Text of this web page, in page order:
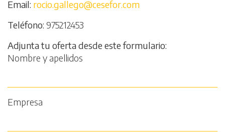
Email rocio.gallego@cesefor.com
Teléfono 975212453
Adjunta tu oferta desde este formulario
Nombre y apellidos
Empresa